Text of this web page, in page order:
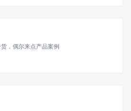
，偶尔来点产品案例